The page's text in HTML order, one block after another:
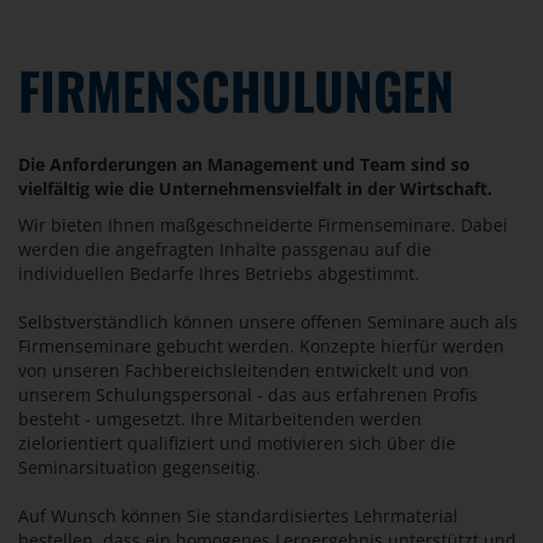
FIRMENSCHULUNGEN
Die Anforderungen an Management und Team sind so
vielfältig wie die Unternehmensvielfalt in der Wirtschaft.
Wir bieten Ihnen maßgeschneiderte Firmenseminare. Dabei
werden die angefragten Inhalte passgenau auf die
individuellen Bedarfe Ihres Betriebs abgestimmt.
Selbstverständlich können unsere offenen Seminare auch als
Firmenseminare gebucht werden. Konzepte hierfür werden
von unseren Fachbereichsleitenden entwickelt und von
unserem Schulungspersonal - das aus erfahrenen Profis
besteht - umgesetzt. Ihre Mitarbeitenden werden
zielorientiert qualifiziert und motivieren sich über die
Seminarsituation gegenseitig.
Auf Wunsch können Sie standardisiertes Lehrmaterial